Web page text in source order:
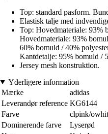
Top: standard pasform.
Elastisk talje med
Top: Hovedmateriale: 93%
Hovedmateriale: 93%
60% bomuld / 40%
Kantdetalje: 95% bomuld /
Jersey mesh konstruktion.
Yderligere information
Mærke
adidas
Leverandør reference KG6144
Farve
clpink/
Dominerende farve
Lyserød